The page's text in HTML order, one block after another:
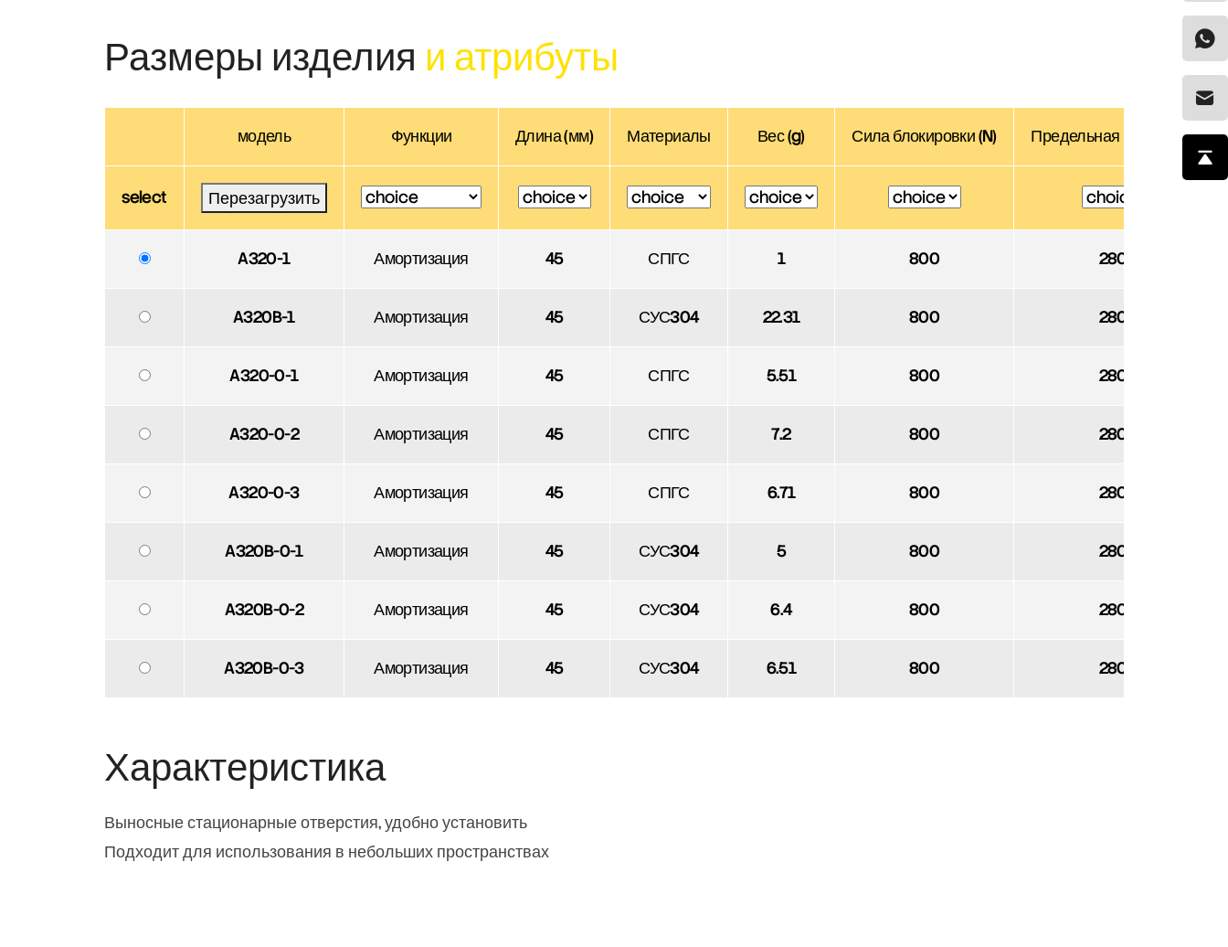
Размеры изделия и атрибуты
модель Функции Длина (мм) Материалы Вес (g) Сила блокировки (N) Предельная нагрузка (N)
select Перезагрузить
A320-1 Амортизация 45 СПГС 1 800 2800
A320B-1 Амортизация 45 СУС304 22.31 800 2800
A320-0-1 Амортизация 45 СПГС 5.51 800 2800
A320-0-2 Амортизация 45 СПГС 7.2 800 2800
A320-0-3 Амортизация 45 СПГС 6.71 800 2800
A320B-0-1 Амортизация 45 СУС304 5 800 2800
A320B-0-2 Амортизация 45 СУС304 6.4 800 2800
A320B-0-3 Амортизация 45 СУС304 6.51 800 2800
Характеристика
Выносные стационарные отверстия, удобно установить
Подходит для использования в небольших пространствах